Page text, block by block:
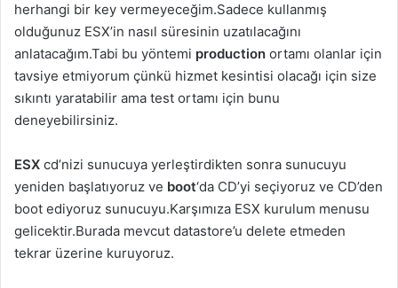
t
a
g
ö
n
r
m
e
k
herhangi bir key vermeyeceğim.Sadece kullanmış
olduğunuz ESX’in nasıl süresinin uzatılacağını
anlatacağım.Tabi bu yöntemi production ortamı olanlar için
tavsiye etmiyorum çünkü hizmet kesintisi olacağı için size
sıkıntı yaratabilir ama test ortamı için bunu
deneyebilirsiniz.
ESX cd’nizi sunucuya yerleştirdikten sonra sunucuyu
yeniden başlatıyoruz ve boot‘da CD’yi seçiyoruz ve CD’den
boot ediyoruz sunucuyu.Karşımıza ESX kurulum menusu
gelicektir.Burada mevcut datastore’u delete etmeden
tekrar üzerine kuruyoruz.